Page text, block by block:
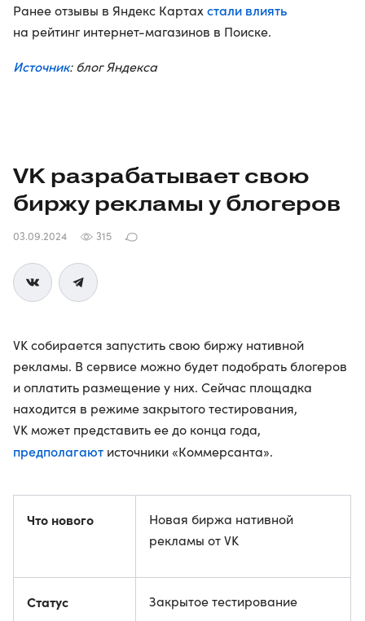
Ранее отзывы в Яндекс Картахстали влиять
на рейтинг интернет-магазинов в Поиске.
Источник: блог Яндекса
VK разрабатывает свою
биржу рекламы у блогеров
03.09.2024 315
VK собирается запустить свою биржу нативной
рекламы. В сервисе можно будет подобрать блогеров
и оплатить размещение у них. Сейчас площадка
находится в режиме закрытого тестирования,
VK может представить ее до конца года,
предполагают источники «Коммерсанта».
Что нового
Новая биржа нативной
рекламы от VK
Статус Закрытое тестирование